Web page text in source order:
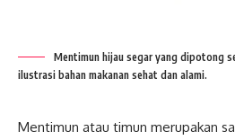
Mentimun hijau segar yang dipotong
ilustrasi bahan makanan sehat dan alami.
Mentimun atau timun merupakan